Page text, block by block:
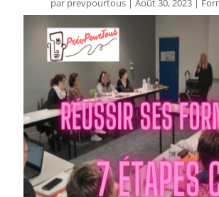
par prevpourtous |Août 30, 2023 |